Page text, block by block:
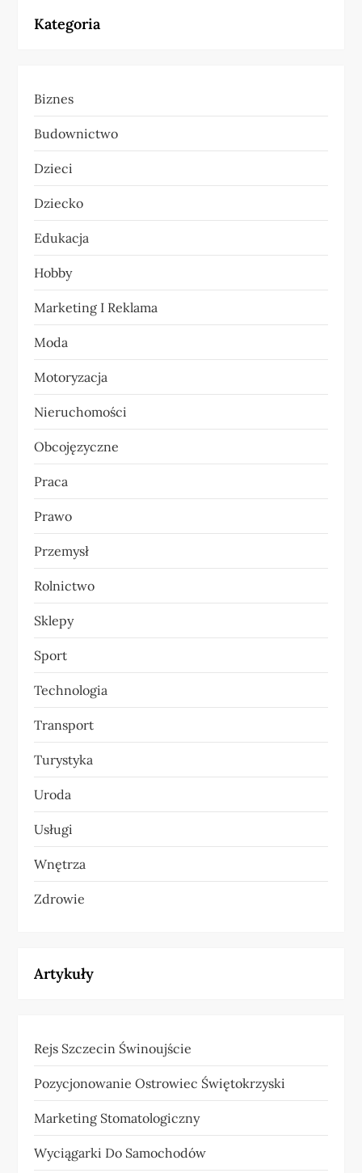
g
c
j
a
w
p
i
s
u
Kategoria
Biznes
Budownictwo
Dzieci
Dziecko
Edukacja
Hobby
Marketing I Reklama
Moda
Motoryzacja
Nieruchomości
Obcojęzyczne
Praca
Prawo
Przemysł
Rolnictwo
Sklepy
Sport
Technologia
Transport
Turystyka
Uroda
Usługi
Wnętrza
Zdrowie
Artykuły
Rejs Szczecin Świnoujście
Pozycjonowanie Ostrowiec Świętokrzyski
Marketing Stomatologiczny
Wyciągarki Do Samochodów